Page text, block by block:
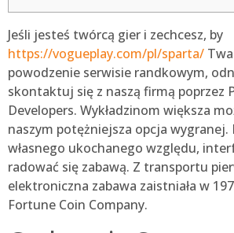
Jeśli jesteś twórcą gier i zechcesz, by
https://vogueplay.com/pl/sparta/
powodzenie serwisie randkowym,
skontaktuj się z naszą firmą poprzez
Developers. Wykładzinom większa
naszym potężniejsza opcja wygranej.
własnego ukochanego względu,
radować się zabawą. Z transportu
elektroniczna zabawa zaistniała w
Fortune Coin Company.